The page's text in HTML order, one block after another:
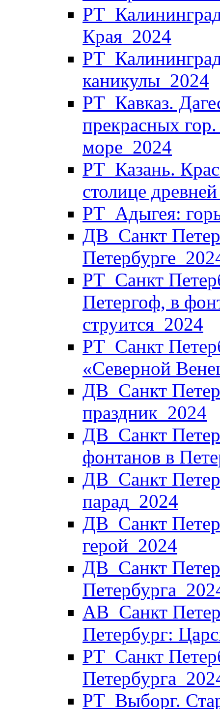
Края_2024
каникулы_2024
РТ_Кавказ.
прекрасных
море_2024
РТ_Казань.
столице
РТ_Адыгея:
ДВ_Санкт
РТ_Санкт
Петергоф, в
струится_2024
РТ_Санкт
«Северной
ДВ_Санкт
праздник_2024
ДВ_Санкт
фонтанов в
ДВ_Санкт
парад_2024
ДВ_Санкт
герой_2024
ДВ_Санкт
АВ_Санкт
Петербург:
РТ_Санкт
РТ_Выборг.